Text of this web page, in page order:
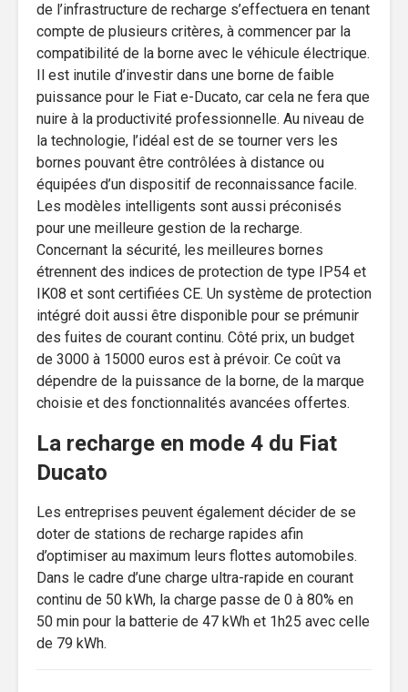
de l’infrastructure de recharge s’effectuera en tenant
compte de plusieurs critères, à commencer par la
compatibilité de la borne avec le véhicule électrique.
Il est inutile d’investir dans une borne de faible
puissance pour le Fiat e-Ducato, car cela ne fera que
nuire à la productivité professionnelle. Au niveau de
la technologie, l’idéal est de se tourner vers les
bornes pouvant être contrôlées à distance ou
équipées d’un dispositif de reconnaissance facile.
Les modèles intelligents sont aussi préconisés
pour une meilleure gestion de la recharge.
Concernant la sécurité, les meilleures bornes
étrennent des indices de protection de type IP54 et
IK08 et sont certifiées CE. Un système de protection
intégré doit aussi être disponible pour se prémunir
des fuites de courant continu. Côté prix, un budget
de 3000 à 15000 euros est à prévoir. Ce coût va
dépendre de la puissance de la borne, de la marque
choisie et des fonctionnalités avancées offertes.
La recharge en mode 4 du Fiat
Ducato
Les entreprises peuvent également décider de se
doter de stations de recharge rapides afin
d’optimiser au maximum leurs flottes automobiles.
Dans le cadre d’une charge ultra-rapide en courant
continu de 50 kWh, la charge passe de 0 à 80% en
50 min pour la batterie de 47 kWh et 1h25 avec celle
de 79 kWh.